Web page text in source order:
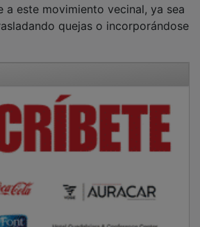
a este movimiento vecinal, ya sea
quejas o incorporándose